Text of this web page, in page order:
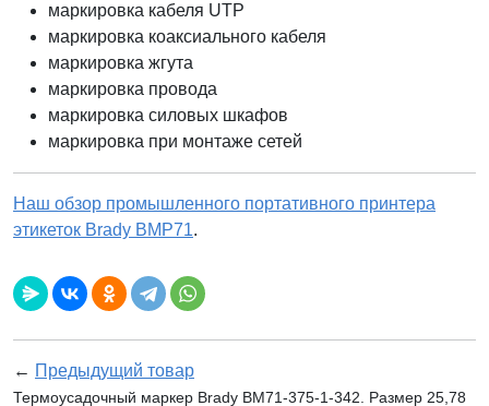
маркировка кабеля UTP
маркировка коаксиального кабеля
маркировка жгута
маркировка провода
маркировка силовых шкафов
маркировка при монтаже сетей
Наш обзор промышленного портативного принтера
этикеток Brady BMP71.
← Предыдущий товар
Термоусадочный маркер Brady BM71-375-1-342. Размер 25,78